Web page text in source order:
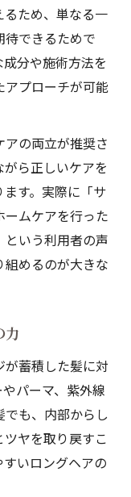
ため、単なる一
できるためで
分や施術方法を
アプローチが可能
の両立が推奨さ
ら正しいケアを
す。実際に「サ
ムケアを行った
いう利用者の声
めるのが大きな
力
蓄積した髪に対
パーマ、紫外線
も、内部からし
ヤを取り戻すこ
いロングヘアの